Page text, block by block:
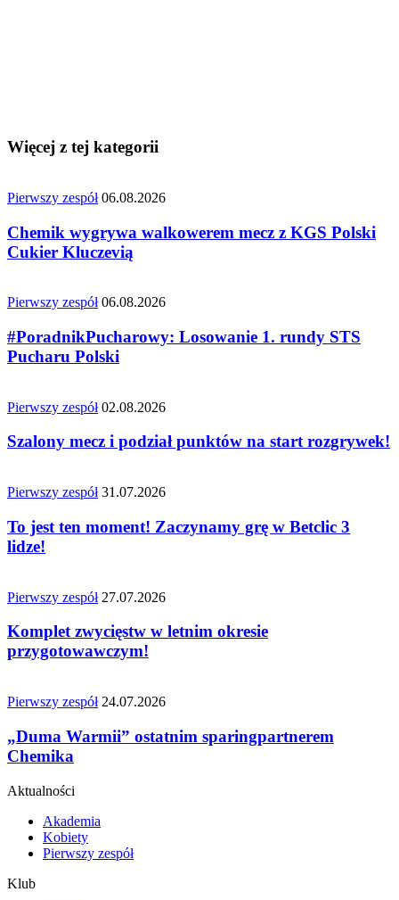
Więcej z tej kategorii
Pierwszy zespół 06.08.2026
Chemik wygrywa walkowerem mecz z KGS Polski
Cukier Kluczevią
Pierwszy zespół 06.08.2026
#PoradnikPucharowy: Losowanie 1. rundy STS
Pucharu Polski
Pierwszy zespół 02.08.2026
Szalony mecz i podział punktów na start rozgrywek!
Pierwszy zespół 31.07.2026
To jest ten moment! Zaczynamy grę w Betclic 3
lidze!
Pierwszy zespół 27.07.2026
Komplet zwycięstw w letnim okresie
przygotowawczym!
Pierwszy zespół 24.07.2026
„Duma Warmii” ostatnim sparingpartnerem
Chemika
Aktualności
Akademia
Kobiety
Pierwszy zespół
Klub